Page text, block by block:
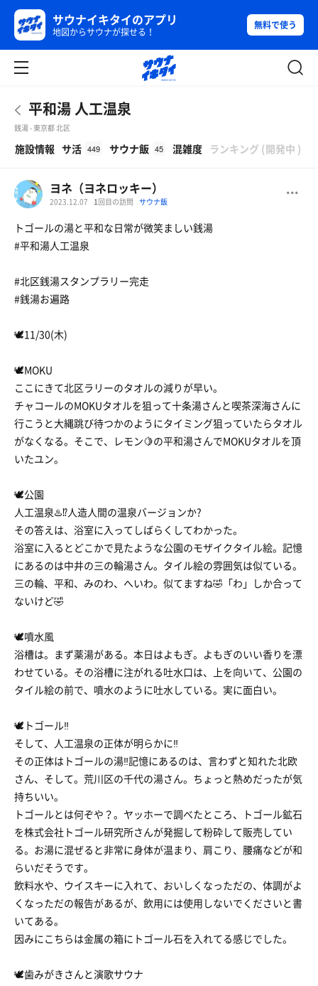
サウナイキタイのアプリ
地図からサウナが探せる！
無料で使う
平和湯 人工温泉
銭湯 - 東京都 北区
施設情報 サ活 449 サウナ飯 45 混雑度 ランキング (開発中 )
ヨネ（ヨネロッキー）
2023.12.07 1回目の訪問 サウナ飯
トゴールの湯と平和な日常が微笑ましい銭湯
#平和湯人工温泉
#北区銭湯スタンプラリー完走
#銭湯お遍路
🕊️11/30(木)
🕊️MOKU
ここにきて北区ラリーのタオルの減りが早い。
チャコールのMOKUタオルを狙って十条湯さんと喫茶深海さんに
行こうと大縄跳び待つかのようにタイミング狙っていたらタオル
がなくなる。そこで、レモン🍋の平和湯さんでMOKUタオルを頂
いたユン。
🕊️公園
人工温泉♨️⁉️人造人間の温泉バージョンか?
その答えは、浴室に入ってしばらくしてわかった。
浴室に入るとどこかで見たような公園のモザイクタイル絵。記憶
にあるのは中井の三の輪湯さん。タイル絵の雰囲気は似ている。
三の輪、平和、みのわ、へいわ。似てますね🤣「わ」しか合って
ないけど🤣
🕊噴水風
浴槽は。まず薬湯がある。本日はよもぎ。よもぎのいい香りを漂
わせている。その浴槽に注がれる吐水口は、上を向いて、公園の
タイル絵の前で、噴水のように吐水している。実に面白い。
🕊トゴール‼️
そして、人工温泉の正体が明らかに‼️
その正体はトゴールの湯‼️記憶にあるのは、言わずと知れた北欧
さん、そして。荒川区の千代の湯さん。ちょっと熱めだったが気
持ちいい。
トゴールとは何ぞや？。ヤッホーで調べたところ、トゴール鉱石
を株式会社トゴール研究所さんが発掘して粉砕して販売してい
る。お湯に混ぜると非常に身体が温まり、肩こり、腰痛などが和
らいだそうです。
飲料水や、ウイスキーに入れて、おいしくなっただの、体調がよ
くなっただの報告があるが、飲用には使用しないでくださいと書
いてある。
因みにこちらは金属の箱にトゴール石を入れてる感じでした。
🕊歯みがきさんと演歌サウナ